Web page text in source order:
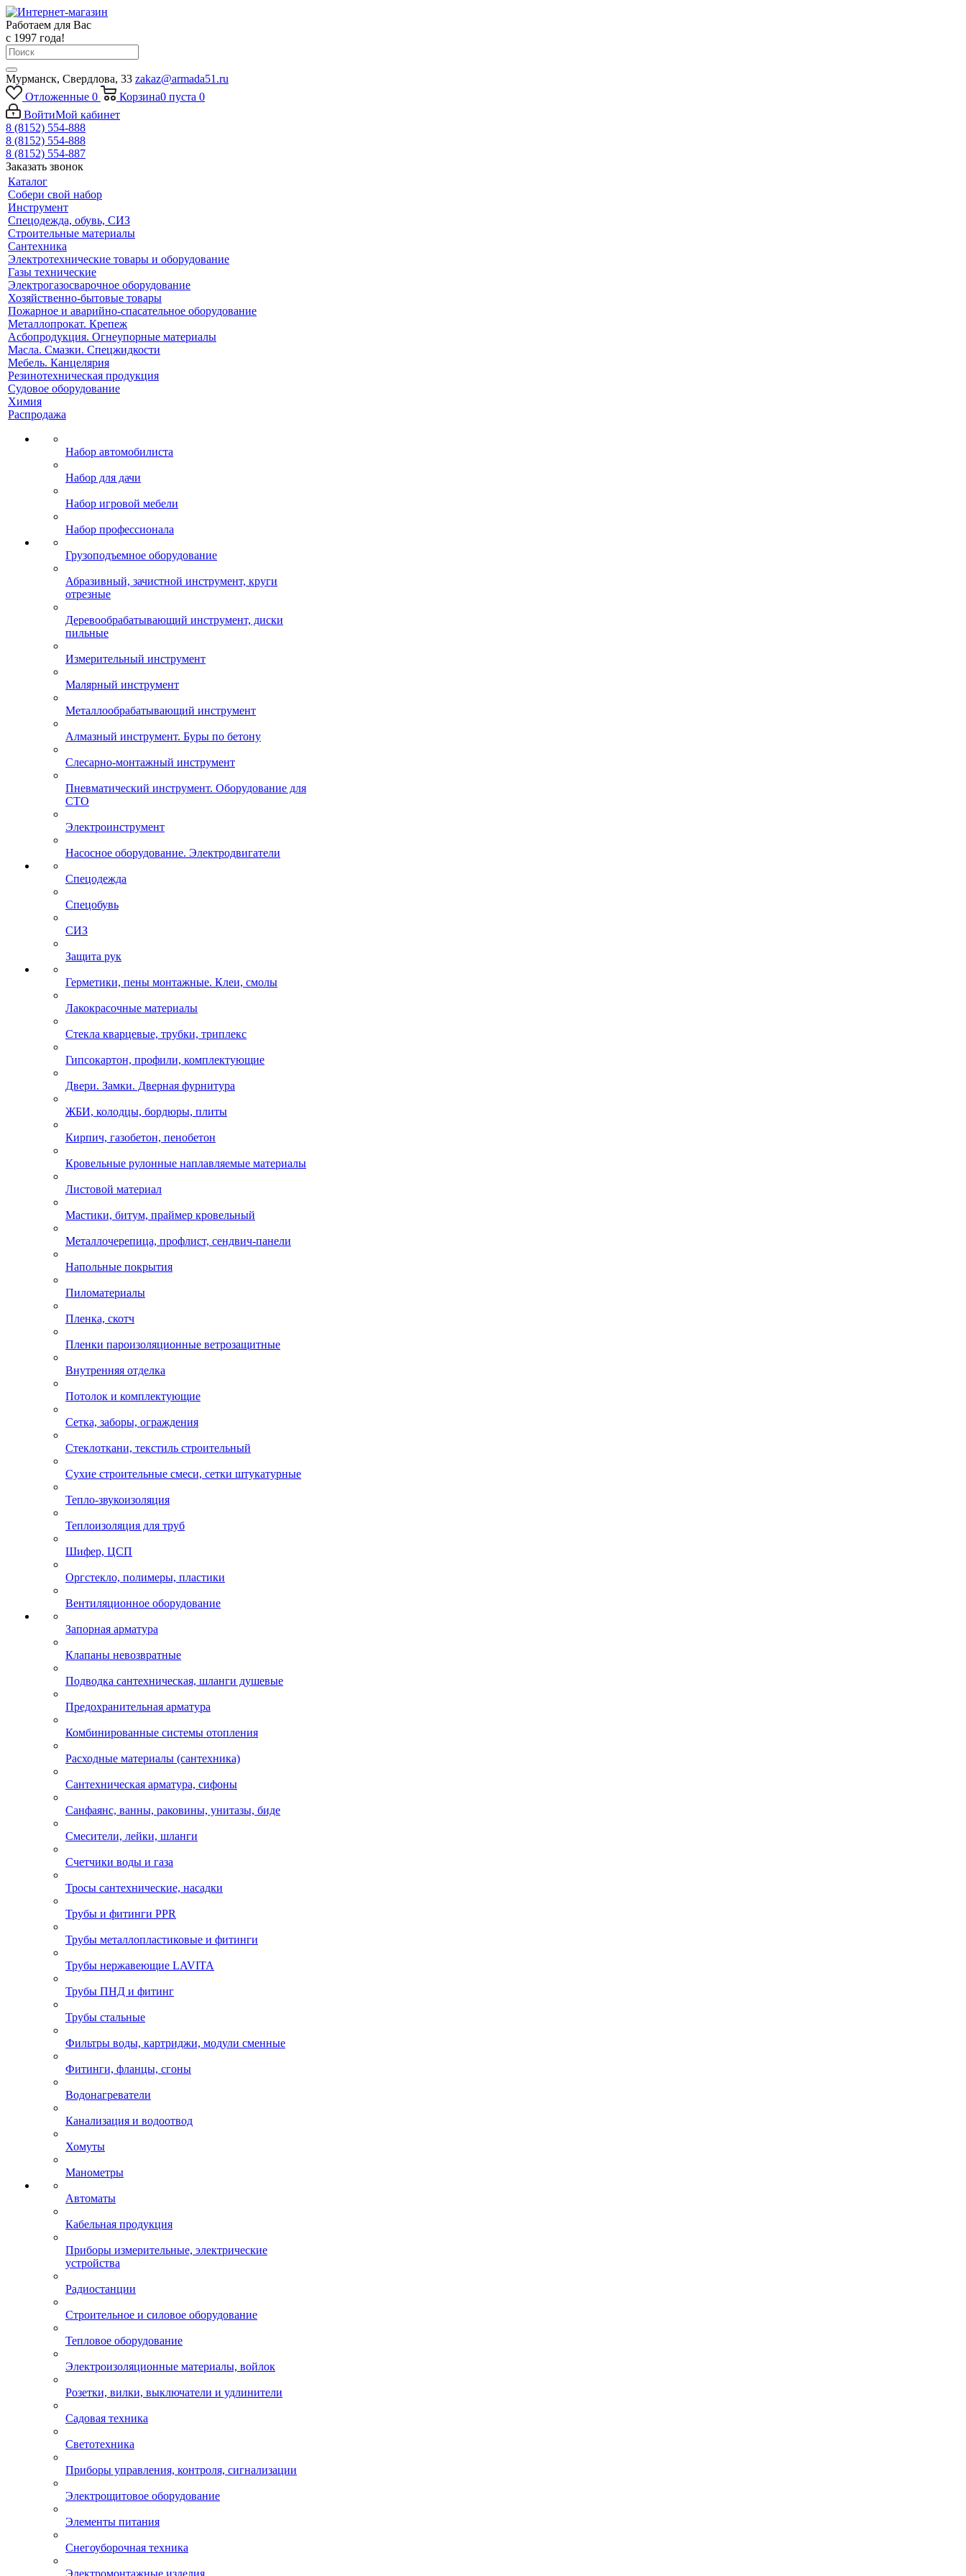
Работаем для Вас
с 1997 года!
Мурманск, Свердлова, 33 zakaz@armada51.ru
Отложенные 0 Корзина0 пуста 0
ВойтиМой кабинет
8 (8152) 554-888
8 (8152) 554-888
8 (8152) 554-887
Заказать звонок
Каталог
Собери свой набор
Инструмент
Спецодежда, обувь, СИЗ
Строительные материалы
Сантехника
Электротехнические товары и оборудование
Газы технические
Электрогазосварочное оборудование
Хозяйственно-бытовые товары
Пожарное и аварийно-спасательное оборудование
Металлопрокат. Крепеж
Асбопродукция. Огнеупорные материалы
Масла. Смазки. Спецжидкости
Мебель. Канцелярия
Резинотехническая продукция
Судовое оборудование
Химия
Распродажа
Набор автомобилиста
Набор для дачи
Набор игровой мебели
Набор профессионала
Грузоподъемное оборудование
Абразивный, зачистной инструмент, круги
отрезные
Деревообрабатывающий инструмент, диски
пильные
Измерительный инструмент
Малярный инструмент
Металлообрабатывающий инструмент
Алмазный инструмент. Буры по бетону
Слесарно-монтажный инструмент
Пневматический инструмент. Оборудование для
СТО
Электроинструмент
Насосное оборудование. Электродвигатели
Спецодежда
Спецобувь
СИЗ
Защита рук
Герметики, пены монтажные. Клеи, смолы
Лакокрасочные материалы
Стекла кварцевые, трубки, триплекс
Гипсокартон, профили, комплектующие
Двери. Замки. Дверная фурнитура
ЖБИ, колодцы, бордюры, плиты
Кирпич, газобетон, пенобетон
Кровельные рулонные наплавляемые материалы
Листовой материал
Мастики, битум, праймер кровельный
Металлочерепица, профлист, сендвич-панели
Напольные покрытия
Пиломатериалы
Пленка, скотч
Пленки пароизоляционные ветрозащитные
Внутренняя отделка
Потолок и комплектующие
Сетка, заборы, ограждения
Стеклоткани, текстиль строительный
Сухие строительные смеси, сетки штукатурные
Тепло-звукоизоляция
Теплоизоляция для труб
Шифер, ЦСП
Оргстекло, полимеры, пластики
Вентиляционное оборудование
Запорная арматура
Клапаны невозвратные
Подводка сантехническая, шланги душевые
Предохранительная арматура
Комбинированные системы отопления
Расходные материалы (сантехника)
Сантехническая арматура, сифоны
Санфаянс, ванны, раковины, унитазы, биде
Смесители, лейки, шланги
Счетчики воды и газа
Тросы сантехнические, насадки
Трубы и фитинги PPR
Трубы металлопластиковые и фитинги
Трубы нержавеющие LAVITA
Трубы ПНД и фитинг
Трубы стальные
Фильтры воды, картриджи, модули сменные
Фитинги, фланцы, сгоны
Водонагреватели
Канализация и водоотвод
Хомуты
Манометры
Автоматы
Кабельная продукция
Приборы измерительные, электрические
устройства
Радиостанции
Строительное и силовое оборудование
Тепловое оборудование
Электроизоляционные материалы, войлок
Розетки, вилки, выключатели и удлинители
Садовая техника
Светотехника
Приборы управления, контроля, сигнализации
Электрощитовое оборудование
Элементы питания
Снегоуборочная техника
Электромонтажные изделия